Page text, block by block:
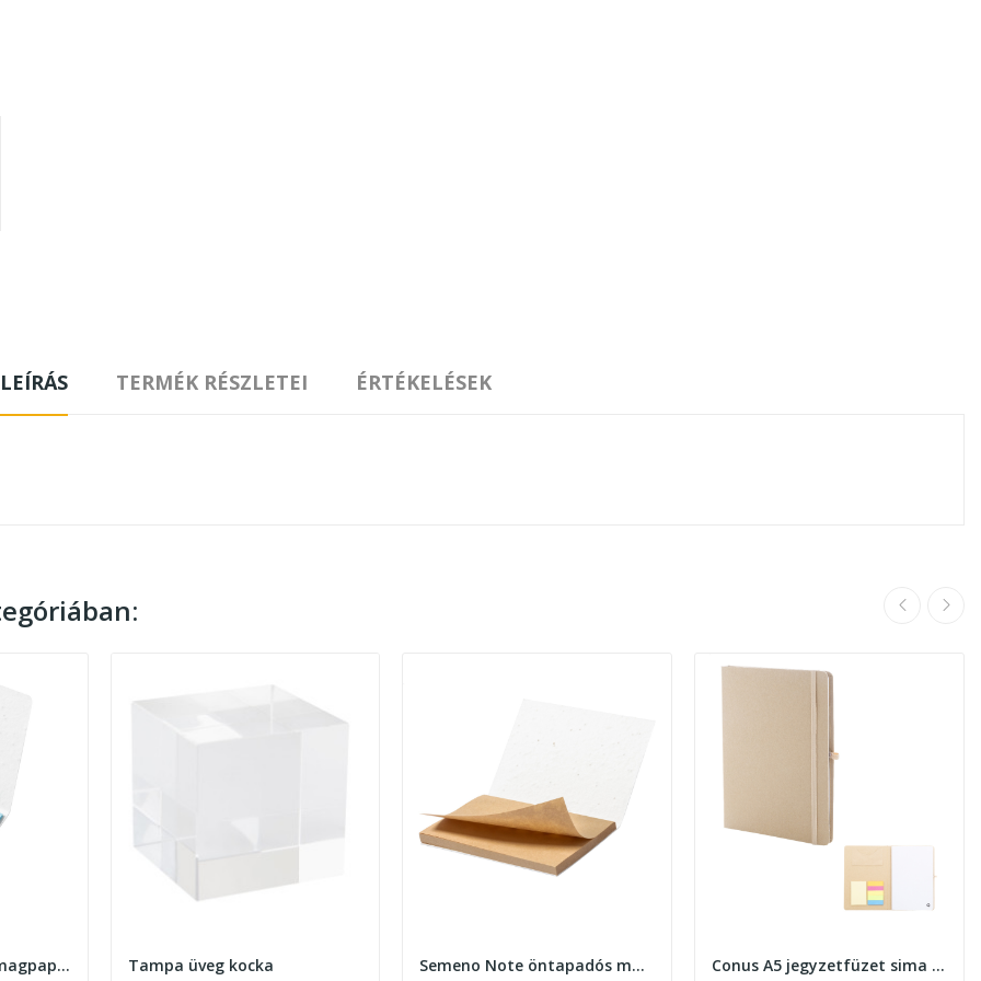
LEÍRÁS TERMÉK RÉSZLETEI ÉRTÉKELÉSEK
Sementi öntapadós magpapír jegyzettömb Tampa üveg kocka Semeno Note öntapadós magpapír jegyzettömb... Conus A5 jegyzetfüzet sima lapokkal